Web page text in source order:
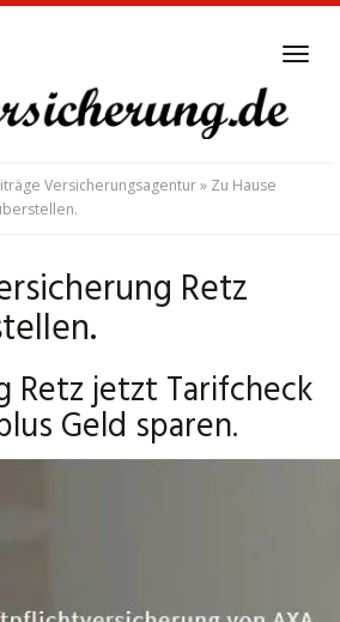
Versicherungsagentur» Zu Hause
Retz
Retz jetzt Tarifcheck
Geld sparen.